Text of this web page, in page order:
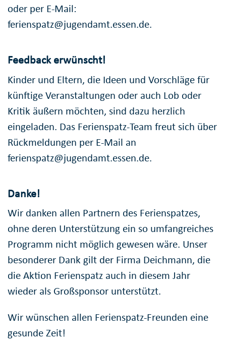
oder per E-Mail:
ferienspatz@jugendamt.essen.de.
Feedback erwünscht!
Kinder und Eltern, die Ideen und Vorschläge für
künftige Veranstaltungen oder auch Lob oder
Kritik äußern möchten, sind dazu herzlich
eingeladen. Das Ferienspatz-Team freut sich über
Rückmeldungen per E-Mail an
ferienspatz@jugendamt.essen.de.
Danke!
Wir danken allen Partnern des Ferienspatzes,
ohne deren Unterstützung ein so umfangreiches
Programm nicht möglich gewesen wäre. Unser
besonderer Dank gilt der Firma Deichmann, die
die Aktion Ferienspatz auch in diesem Jahr
wieder als Großsponsor unterstützt.
Wir wünschen allen Ferienspatz-Freunden eine
gesunde Zeit!